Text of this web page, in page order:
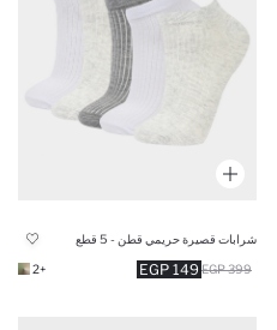
شرابات قصيرة حريمي قطن - 5 قطع
149 EGP 399 EGP
+2